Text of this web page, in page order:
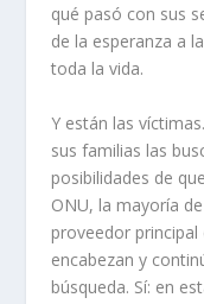
qué pasó con sus
de la esperanza a
toda la vida.
Y están las
sus familias las
posibilidades de
ONU, la mayoría
proveedor
encabezan y
búsqueda. Sí: en